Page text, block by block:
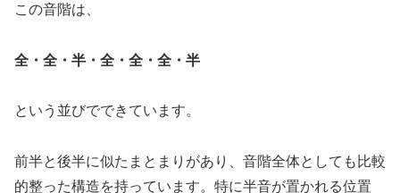
この音階は、
全・全・半・全・全・全・半
という並びでできています。
前半と後半に似たまとまりがあり、音階全体としても比較
的整った構造を持っています。特に半音が置かれる位置